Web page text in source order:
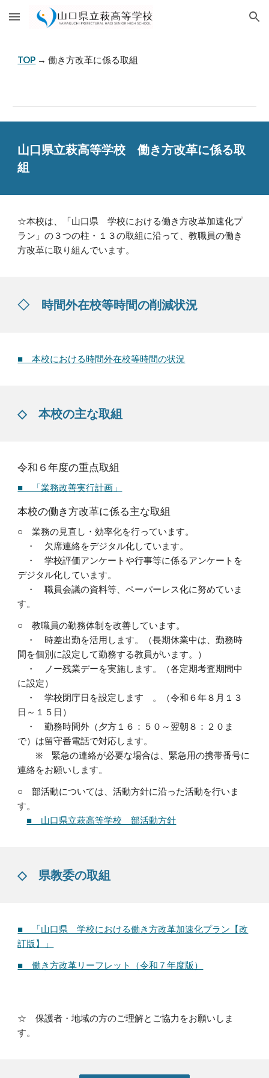
Skip to main content Skip to navigation
TOP → 働き方改革に係る取組
山口県立萩高等学校 働き方改革に係る取
組
☆本校は、「山口県 学校における働き方改革加速化プ
ラン」の３つの柱・１３の取組に沿って、教職員の働き
方改革に取り組んでいます。
◇ 時間外在校等時間の削減状況
■ 本校における時間外在校等時間の状況
◇本校の主な取組
令和６年度の重点取組
■ 「業務改善実行計画」
本校の働き方改革に係る主な取組
○ 業務の見直し・効率化を行っています。
・ 欠席連絡をデジタル化しています。
・ 学校評価アンケートや行事等に係るアンケートを
デジタル化しています。
・ 職員会議の資料等、ペーパーレス化に努めていま
す。
○ 教職員の勤務体制を改善しています。
・ 時差出勤を活用します。（長期休業中は、勤務時
間を個別に設定して勤務する教員がいます。）
・ ノー残業デーを実施します。（各定期考査期間中
に設定）
・ 学校閉庁日を設定します 。（令和６年８月１３
日～１５日）
・ 勤務時間外（夕方１６：５０～翌朝８：２０ま
で）は留守番電話で対応します。
※ 緊急の連絡が必要な場合は、緊急用の携帯番号に
連絡をお願いします。
○ 部活動については、活動方針に沿った活動を行いま
す。
■ 山口県立萩高等学校 部活動方針
◇ 県教委の取組
■ 「山口県 学校における働き方改革加速化プラン【改
訂版】」
■ 働き方改革リーフレット（令和７年度版）
☆ 保護者・地域の方のご理解とご協力をお願いしま
す。